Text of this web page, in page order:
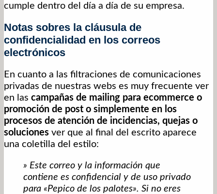
cumple dentro del día a día de su empresa.
Notas sobres la cláusula de
confidencialidad en los correos
electrónicos
En cuanto a las filtraciones de comunicaciones
privadas de nuestras webs es muy frecuente ver
en las campañas de mailing para ecommerce o
promoción de post o simplemente en los
procesos de atención de incidencias, quejas o
soluciones ver que al final del escrito aparece
una coletilla del estilo:
» Este correo y la información que
contiene es confidencial y de uso privado
para «Pepico de los palotes». Si no eres